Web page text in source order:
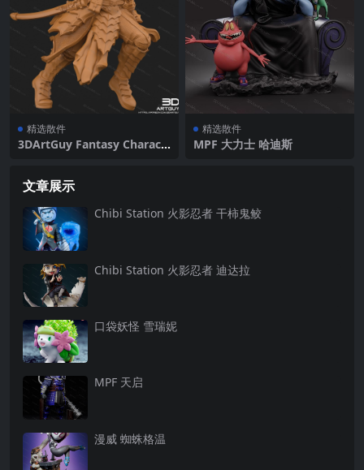
精选散件
3DArtGuy Fantasy Charact
精选散件
MPF 大力士 哈迪斯
文章展示
Chibi Station 火影忍者 干柿鬼鲛
Chibi Station 火影忍者 迪达拉
口袋妖怪 雪瑞妮
MPF 天启
漫威 蜘蛛格温